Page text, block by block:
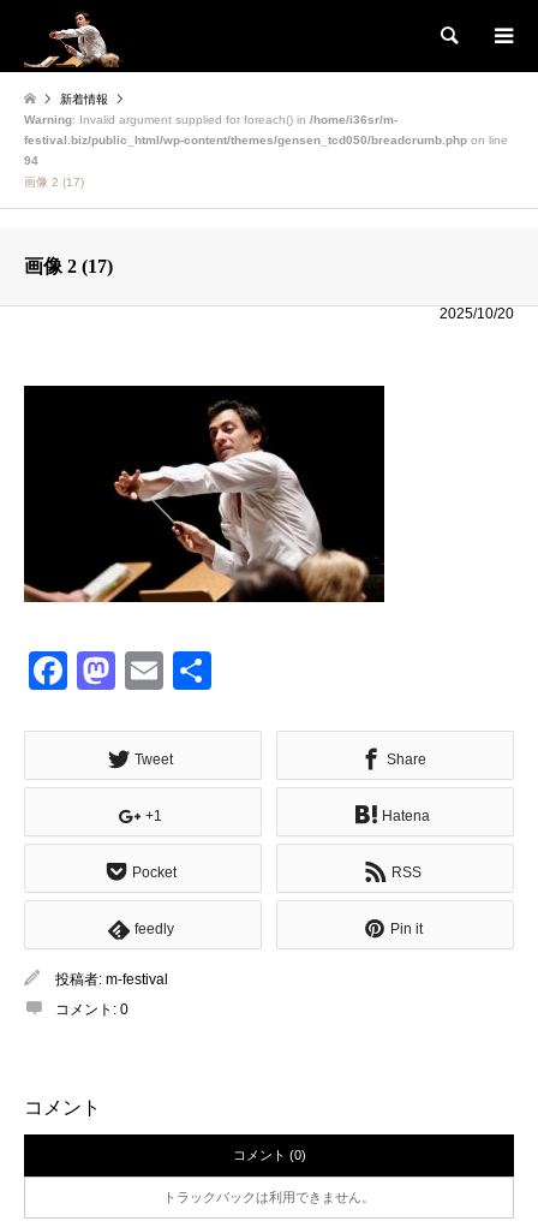
検索
新着情報
Warning: Invalid argument supplied for foreach() in /home/i36sr/m-
festival.biz/public_html/wp-content/themes/gensen_tcd050/breadcrumb.php on line
94
画像 2 (17)
画像 2 (17)
2025/10/20
Facebook
Mastodon
Email
Tweet Share
+1 Hatena
Pocket RSS
feedly Pin it
投稿者: m-festival
コメント: 0
コメント
コメント (0)
トラックバックは利用できません。